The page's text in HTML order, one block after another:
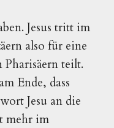
Jesus tritt im
also für eine
teilt.
Ende, dass
Jesu an die
im